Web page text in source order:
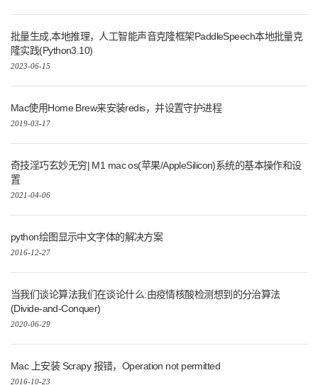
批量生成,本地推理，人工智能声音克隆框架PaddleSpeech本地批量克
隆实践(Python3.10)
2023-06-15
Mac使用Home Brew来安装redis，并设置守护进程
2019-03-17
奇技淫巧玄妙无穷| M1 mac os(苹果/AppleSilicon)系统的基本操作和设
置
2021-04-06
python绘图显示中文字体的解决方案
2016-12-27
当我们谈论算法我们在谈论什么:由疫情核酸检测想到的分治算法
(Divide-and-Conquer)
2020-06-29
Mac 上安装 Scrapy 报错，Operation not permitted
2016-10-23